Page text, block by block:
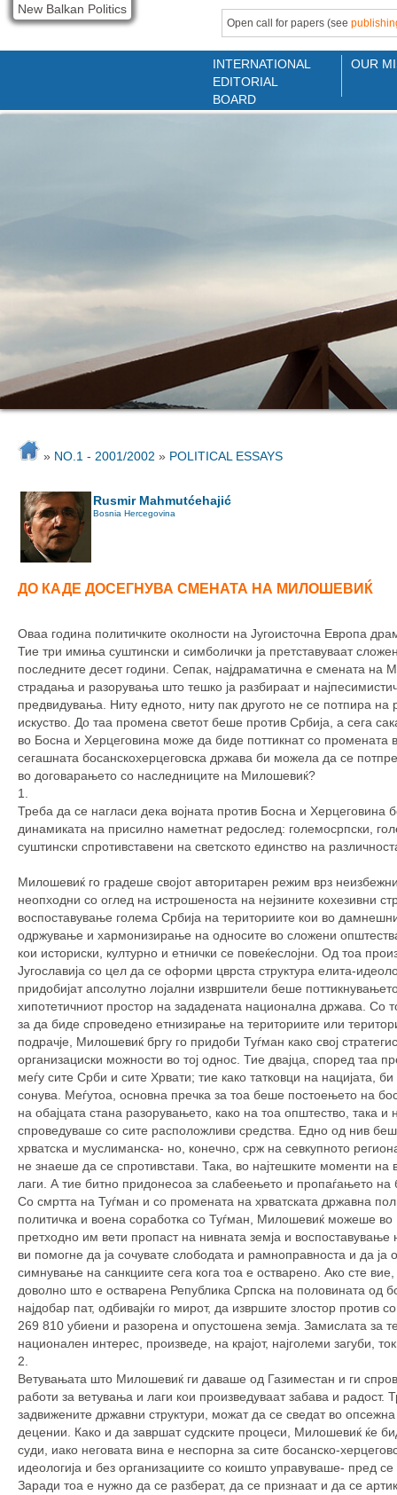
New Balkan Politics
Open call for papers (see
INTERNATIONAL
EDITORIAL
BOARD
OUR
» NO.1 - 2001/2002 » POLITICAL ESSAYS
Rusmir Mahmutćehajić
Bosnia Hercegovina
ДО КАДЕ ДОСЕГНУВА СМЕНАТА НА МИЛОШЕВИЌ
Оваа година политичките околности на Југоисточна Европа
Тие три имиња суштински и симболички ја претставуваат
последните десет години. Сепак, најдраматична е смената на
страдања и разорувања што тешко ја разбираат и
предвидувања. Ниту едното, ниту пак другото не се потпира на
искуство. До таа промена светот беше против Србија, а сега
во Босна и Херцеговина може да биде поттикнат со промената
сегашната босанскохерцеговска држава би можела да се
во договарањето со наследниците на Милошевиќ?
Треба да се нагласи дека војната против Босна и
динамиката на присилно наметнат редослед: големосрпски,
суштински спротивставени на светското единство на
Милошевиќ го градеше својот авторитарен режим врз
неопходни со оглед на истрошеноста на нејзините кохезивни
воспоставување голема Србија на териториите кои во
одржување и хармонизирање на односите во сложени
кои историски, културно и етнички се повеќеслојни. Од тоа
Југославија со цел да се оформи цврста структура елита-
придобијат апсолутно лојални извршители беше
хипотетичниот простор на зададената национална држава. Со
за да биде спроведено етнизирање на териториите или
подрачје, Милошевиќ бргу го придоби Туѓман како свој
организациски можности во тој однос. Тие двајца, според
меѓу сите Срби и сите Хрвати; тие како татковци на нацијата,
сонува. Меѓутоа, основна пречка за тоа беше постоењето на
на обајцата стана разорувањето, како на тоа општество, така
спроведуваше со сите расположливи средства. Едно од нив
хрватска и муслиманска- но, конечно, срж на севкупното
не знаеше да се спротивстави. Така, во најтешките моменти
лаги. А тие битно придонесоа за слабеењето и пропаѓањето
Со смртта на Туѓман и со промената на хрватската државна
политичка и воена соработка со Туѓман, Милошевиќ можеше
претходно им вети пропаст на нивната земја и
ви помогне да ја сочувате слободата и рамноправноста и да
симнување на санкциите сега кога тоа е остварено. Ако сте
доволно што е остварена Република Српска на половината од
најдобар пат, одбивајќи го мирот, да извршите злостор
269 810 убиени и разорена и опустошена земја. Замислата за
национален интерес, произведе, на крајот, најголеми загуби,
Ветувањата што Милошевиќ ги даваше од Газиместан и ги
работи за ветувања и лаги кои произведуваат забава и
задвижените државни структури, можат да се сведат во
децении. Како и да завршат судските процеси, Милошевиќ ќе
суди, иако неговата вина е неспорна за сите босанско-
идеологија и без организациите со коишто управуваше- пред
Заради тоа е нужно да се разберат, да се признаат и да се